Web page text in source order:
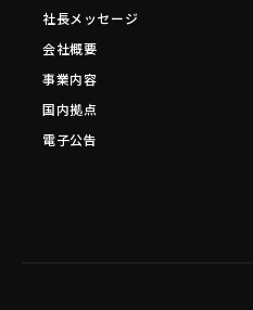
社長メッセージ
会社概要
事業内容
国内拠点
電子公告